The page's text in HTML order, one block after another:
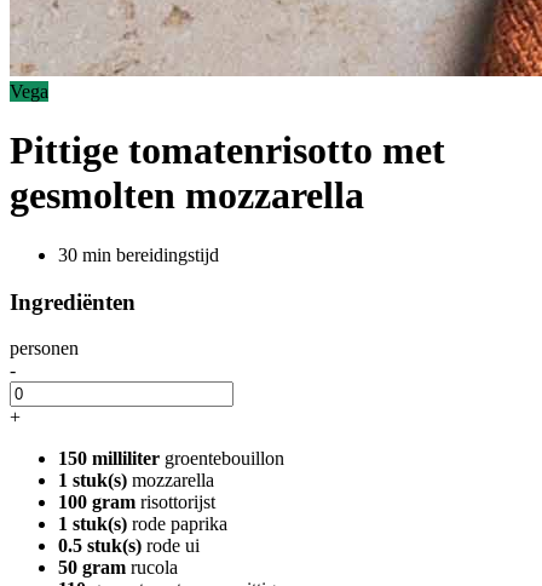
Vega
Pittige tomatenrisotto met
gesmolten mozzarella
30 min bereidingstijd
Ingrediënten
personen
-
+
150 milliliter groentebouillon
1 stuk(s) mozzarella
100 gram risottorijst
1 stuk(s) rode paprika
0.5 stuk(s) rode ui
50 gram rucola